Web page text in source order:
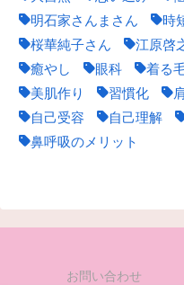
明石家さんまさん
時
桜華純子さん
江原啓
癒やし
眼科 着る
美肌作り
習慣化
自己受容
自己理解
鼻呼吸のメリット
お問い合わせ